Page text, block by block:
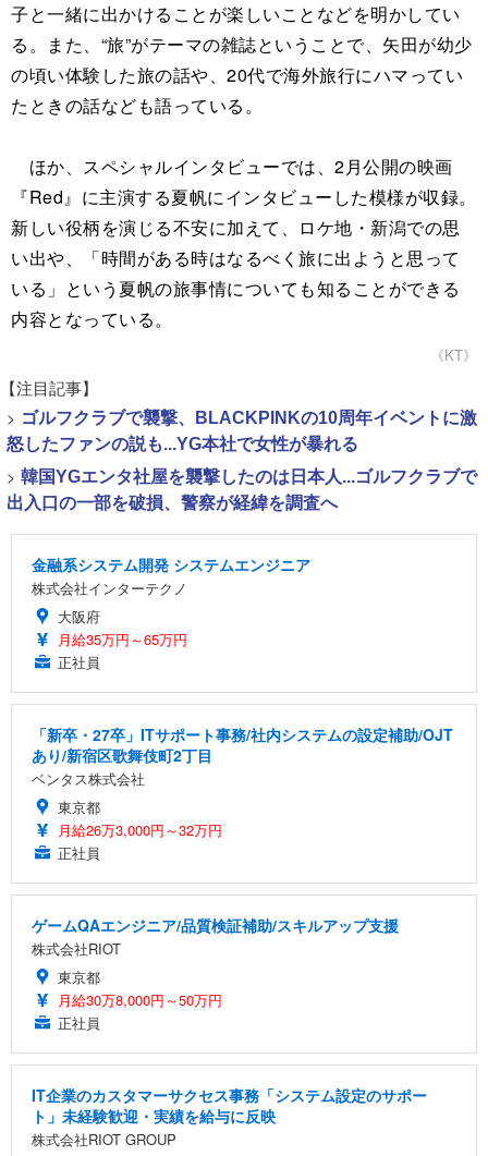
子と一緒に出かけることが楽しいことなどを明かしてい
る。また、“旅”がテーマの雑誌ということで、矢田が幼少
の頃い体験した旅の話や、20代で海外旅行にハマってい
たときの話なども語っている。
ほか、スペシャルインタビューでは、2月公開の映画
『Red』に主演する夏帆にインタビューした模様が収録。
新しい役柄を演じる不安に加えて、ロケ地・新潟での思
い出や、「時間がある時はなるべく旅に出ようと思って
いる」という夏帆の旅事情についても知ることができる
内容となっている。
《KT》
【注目記事】
> ゴルフクラブで襲撃、BLACKPINKの10周年イベントに激
怒したファンの説も...YG本社で女性が暴れる
> 韓国YGエンタ社屋を襲撃したのは日本人...ゴルフクラブで
出入口の一部を破損、警察が経緯を調査へ
金融系システム開発 システムエンジニア
株式会社インターテクノ
大阪府
月給35万円～65万円
正社員
「新卒・27卒」ITサポート事務/社内システムの設定補助/OJT
あり/新宿区歌舞伎町2丁目
ベンタス株式会社
東京都
月給26万3,000円～32万円
正社員
ゲームQAエンジニア/品質検証補助/スキルアップ支援
株式会社RIOT
東京都
月給30万8,000円～50万円
正社員
IT企業のカスタマーサクセス事務「システム設定のサポー
ト」未経験歓迎・実績を給与に反映
株式会社RIOT GROUP